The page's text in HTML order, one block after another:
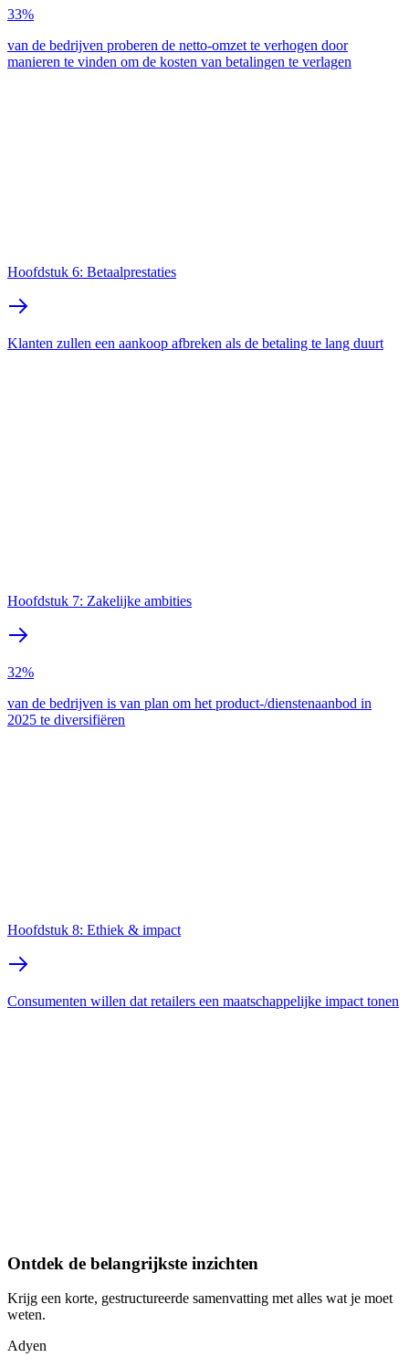
33%
van de bedrijven proberen de netto-omzet te verhogen door
manieren te vinden om de kosten van betalingen te verlagen
Hoofdstuk 6: Betaalprestaties
Klanten zullen een aankoop afbreken als de betaling te lang duurt
Hoofdstuk 7: Zakelijke ambities
32%
van de bedrijven is van plan om het product-/dienstenaanbod in
2025 te diversifiëren
Hoofdstuk 8: Ethiek & impact
Consumenten willen dat retailers een maatschappelijke impact tonen
Ontdek de belangrijkste inzichten
Krijg een korte, gestructureerde samenvatting met alles wat je moet
weten.
Adyen